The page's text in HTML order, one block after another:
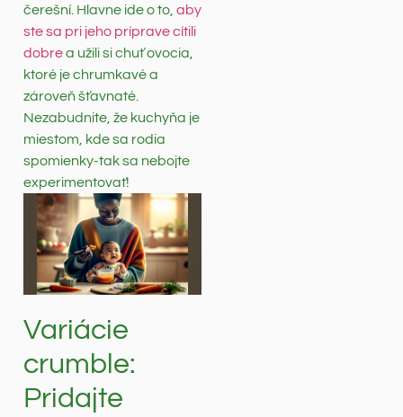
čerešní. Hlavne ide o to, aby
ste sa pri jeho príprave cítili
dobrea užili si chuť ovocia,
ktoré je chrumkavé a
zároveň šťavnaté.
Nezabudnite, že kuchyňa je
miestom, kde sa rodia
spomienky-tak sa nebojte
experimentovať!
Variácie
crumble:
Pridajte